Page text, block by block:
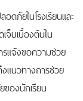
ดภัยในโรงเรียนและ
จ็บเบื้องต้นใน
แจ้งขอความช่วย
แนวทางการช่วย
ของนักเรียน